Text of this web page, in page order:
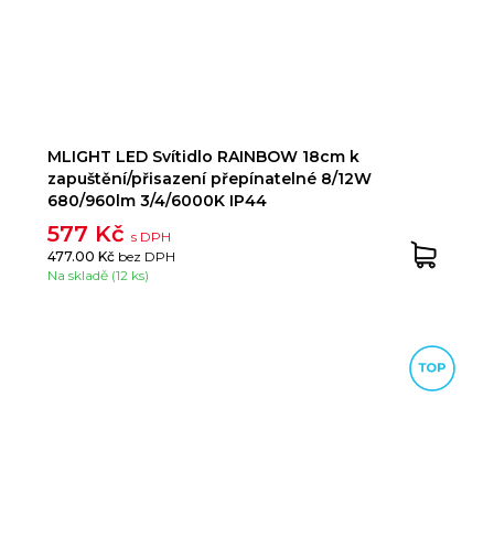
MLIGHT LED Svítidlo RAINBOW 18cm k
zapuštění/přisazení přepínatelné 8/12W
680/960lm 3/4/6000K IP44
577 Kčs DPH
477.00 Kč bez DPH
Na skladě (12 ks)